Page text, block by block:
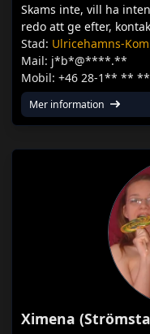
Skams inte, vill ha
redo att ge efter,
Stad: Ulricehamns-
Mail: j*b*@****.**
Mobil: +46 28-1** ** **
Mer information
Ximena